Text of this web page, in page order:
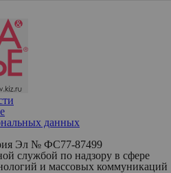
данных
Эл № ФС77-87499
службой по надзору в сфере
и массовых коммуникаций